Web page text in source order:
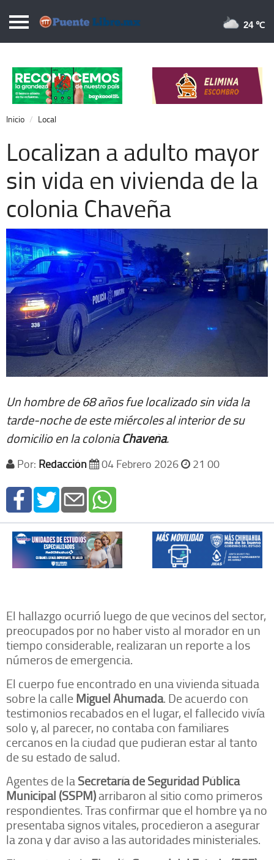
Puentelibre.mx
Local
Nacional
Opinión
Cronos
Economía
Espectáculos
Extra +
24 ℃
Inicio Local
Localizan a adulto mayor
sin vida en vivienda de la
colonia Chaveña
Un hombre de 68 años fue localizado sin vida la
tarde-noche de este miércoles al interior de su
domicilio en la coloniaChaveña.
Por: Redacción 04 Febrero 2026 21 00
El hallazgo ocurrió luego de que vecinos del sector,
preocupados por no haber visto al morador en un
tiempo considerable, realizaran un reporte a los
números de emergencia.
El cuerpo fue encontrado en una vivienda situada
sobre la calleMiguel Ahumada. De acuerdo con
testimonios recabados en el lugar, el fallecido vivía
solo y, al parecer, no contaba con familiares
cercanos en la ciudad que pudieran estar al tanto
de su estado de salud.
Agentes de laSecretaría de Seguridad Pública
Municipal (SSPM)arribaron al sitio como primeros
respondientes. Tras confirmar que el hombre ya no
presentaba signos vitales, procedieron a asegurar
la zona y dar aviso a las autoridades ministeriales.